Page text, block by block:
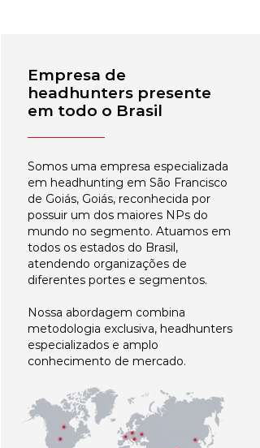
Empresa de
headhunters presente
em todo o Brasil
Somos uma empresa especializada
em headhunting em São Francisco
de Goiás, Goiás, reconhecida por
possuir um dos maiores NPs do
mundo no segmento. Atuamos em
todos os estados do Brasil,
atendendo organizações de
diferentes portes e segmentos.
Nossa abordagem combina
metodologia exclusiva, headhunters
especializados e amplo
conhecimento de mercado.